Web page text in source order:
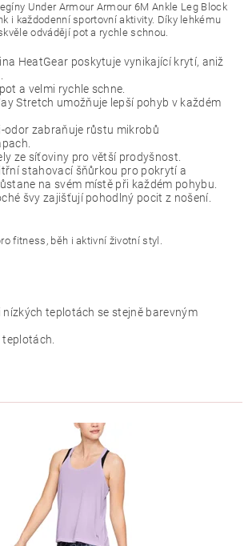
Under Armour Armour 6M Ankle Leg Block
i každodenní sportovní aktivity. Díky lehkému
odvádějí pot a rychle schnou.
HeatGear poskytuje vynikající krytí, aniž
a velmi rychle schne.
Stretch umožňuje lepší pohyb v každém
odor zabraňuje růstu mikrobů
ze síťoviny pro větší prodyšnost.
stahovací šňůrkou pro pokrytí a
na svém místě při každém pohybu.
švy zajišťují pohodlný pocit z nošení.
fitness, běh i aktivní životní styl.
nízkých teplotách se stejně barevným